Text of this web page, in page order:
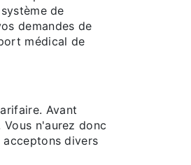
de
demandes de
médical de
Avant
n'aurez donc
divers